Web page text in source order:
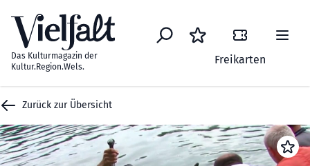
Das Kulturmagazin der
Kultur.Region.Wels.
Freikarten
Zurück zur Übersicht